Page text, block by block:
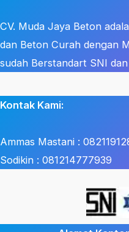
CV. Muda Jaya Beton
dan Beton Curah dengan
sudah Berstandart SNI
Kontak Kami:
Ammas Mastani :
Sodikin : 081214777939